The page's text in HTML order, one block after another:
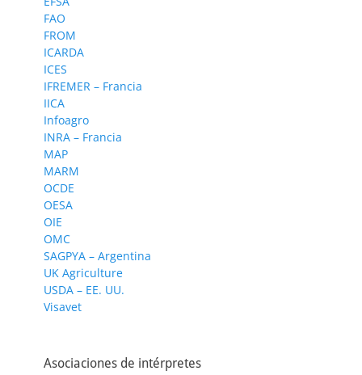
FAO
FROM
ICARDA
ICES
IFREMER – Francia
IICA
Infoagro
INRA – Francia
MAP
MARM
OCDE
OESA
OIE
OMC
SAGPYA – Argentina
UK Agriculture
USDA – EE. UU.
Visavet
Asociaciones de intérpretes